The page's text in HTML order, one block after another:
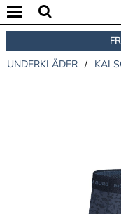
UNDERKLÄDER /